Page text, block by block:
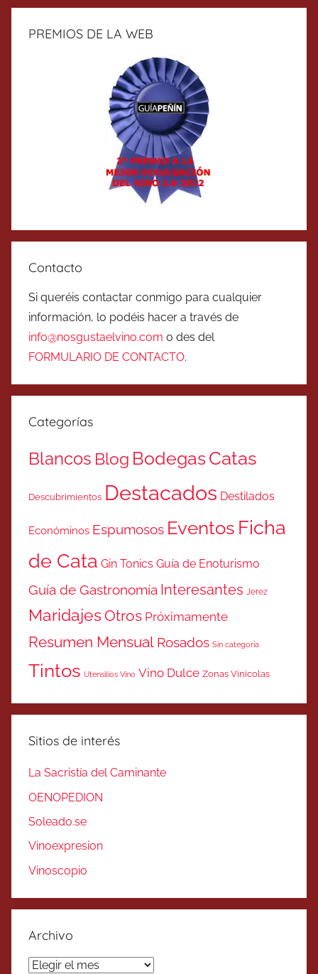
PREMIOS DE LA WEB
Contacto
Si queréis contactar conmigo para cualquier
información, lo podéis hacer a través de
info@nosgustaelvino.com o des del
FORMULARIO DE CONTACTO.
Categorías
Blancos Blog BodegasCatas
Descubrimientos Destacados Destilados
Económinos Espumosos Eventos Ficha
de Cata Gin Tonics Guía de Enoturismo
Guía de Gastronomía Interesantes Jerez
MaridajesOtros Próximamente
Resumen Mensual Rosados Sin categoría
Tintos Utensilios Vino Vino Dulce Zonas Vinicolas
Sitios de interés
La Sacristía del Caminante
OENOPEDION
Soleado.se
Vinoexpresion
Vinoscopio
Archivo
Archivo